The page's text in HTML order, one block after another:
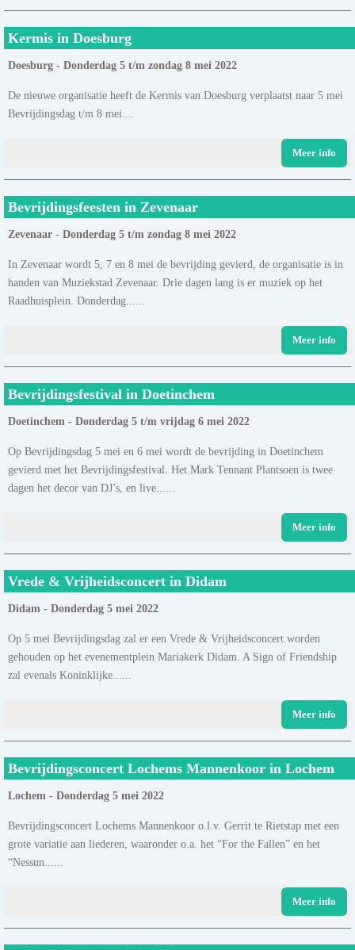
Kermis in Doesburg
Doesburg - Donderdag 5 t/m zondag 8 mei 2022
De nieuwe organisatie heeft de Kermis van Doesburg verplaatst naar 5 mei
Bevrijdingsdag t/m 8 mei....
Meer info
Bevrijdingsfeesten in Zevenaar
Zevenaar - Donderdag 5 t/m zondag 8 mei 2022
In Zevenaar wordt 5, 7 en 8 mei de bevrijding gevierd, de organisatie is in
handen van Muziekstad Zevenaar. Drie dagen lang is er muziek op het
Raadhuisplein. Donderdag......
Meer info
Bevrijdingsfestival in Doetinchem
Doetinchem - Donderdag 5 t/m vrijdag 6 mei 2022
Op Bevrijdingsdag 5 mei en 6 mei wordt de bevrijding in Doetinchem
gevierd met het Bevrijdingsfestival. Het Mark Tennant Plantsoen is twee
dagen het decor van DJ’s, en live......
Meer info
Vrede & Vrijheidsconcert in Didam
Didam - Donderdag 5 mei 2022
Op 5 mei Bevrijdingsdag zal er een Vrede & Vrijheidsconcert worden
gehouden op het evenementplein Mariakerk Didam. A Sign of Friendship
zal evenals Koninklijke......
Meer info
Bevrijdingsconcert Lochems Mannenkoor in Lochem
Lochem - Donderdag 5 mei 2022
Bevrijdingsconcert Lochems Mannenkoor o.l.v. Gerrit te Rietstap met een
grote variatie aan liederen, waaronder o.a. het “For the Fallen” en het
“Nessun......
Meer info